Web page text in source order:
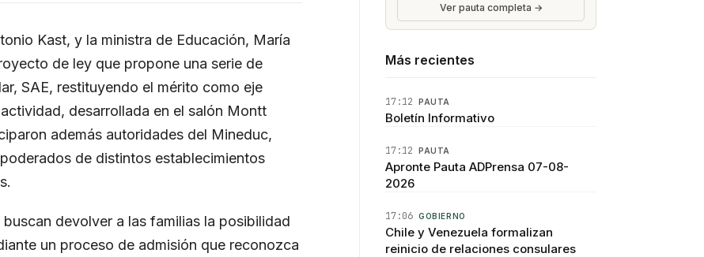
Kast, y la ministra de Educación, María
de ley que propone una serie de
SAE, restituyendo el mérito como eje
desarrollada en el salón Montt
además autoridades del Mineduc,
de distintos establecimientos
devolver a las familias la posibilidad
un proceso de admisión que reconozca
Ver pauta completa →
Más recientes
17:12 PAUTA
Boletín Informativo
17:12 PAUTA
Apronte Pauta ADPrensa 07-08-
2026
17:06 GOBIERNO
Chile y Venezuela formalizan
reinicio de relaciones consulares